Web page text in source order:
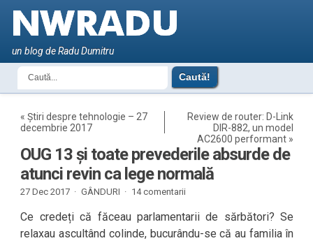
un blog de Radu Dumitru
«Știri despre tehnologie – 27
decembrie 2017
Review de router: D-Link
DIR-882, un model
AC2600 performant »
OUG 13 și toate prevederile absurde de
atunci revin ca lege normală
27 Dec 2017 · GÂNDURI · 14 comentarii
Ce credeți că făceau parlamentarii de sărbători? Se
relaxau ascultând colinde, bucurându-se că au familia în